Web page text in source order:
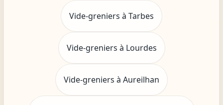
Vide-greniers à Tarbes
Vide-greniers à Lourdes
Vide-greniers à Aureilhan